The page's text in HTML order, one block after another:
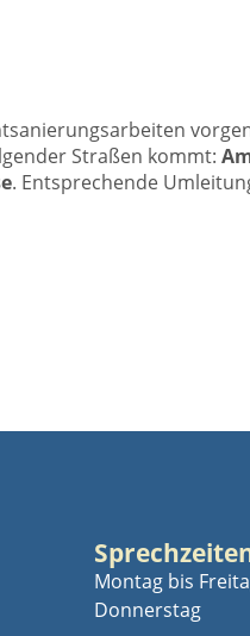
Straßen kommt:
. Entsprechende
Montag bis
Donnerstag